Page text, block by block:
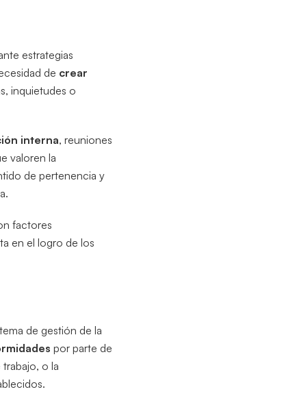
estrategias
de crear
inquietudes o
interna, reuniones
valoren la
de pertenencia y
factores
en el logro de los
de gestión de la
por parte de
o la